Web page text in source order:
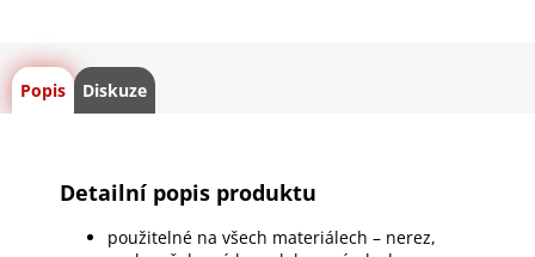
Popis Diskuze
Detailní popis produktu
použitelné na všech materiálech – nerez,